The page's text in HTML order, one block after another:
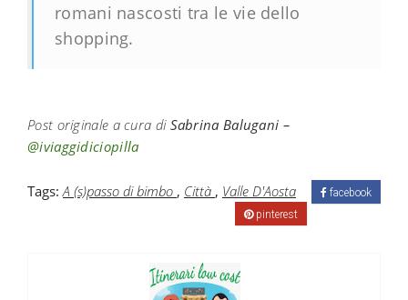
romani nascosti tra le vie dello
shopping.
Post originale a cura di Sabrina Balugani –
@iviaggidiciopilla
Tags:A (s)passo di bimbo , Città , Valle D'Aosta
facebook
pinterest